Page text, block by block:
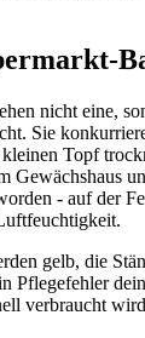
nicht eine,
Sie
Topf
Gewächshaus
- auf der
gelb, die
Pflegefehler
verbraucht